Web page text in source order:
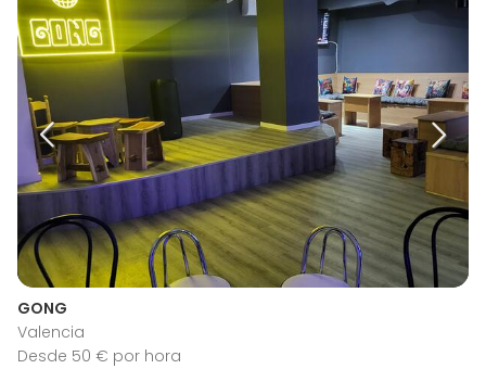
GONG
Valencia
Desde 50 € por hora